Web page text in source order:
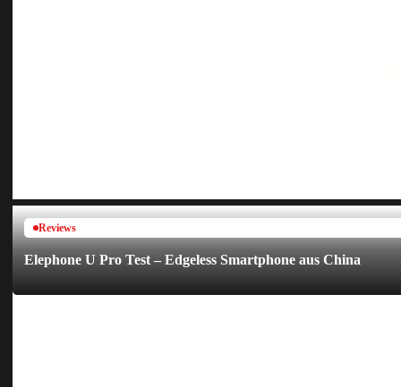
Reviews
Elephone U Pro Test – Edgeless Smartphone aus China